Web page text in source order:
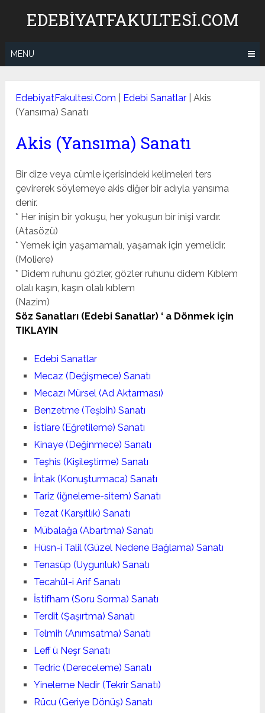
EDEBIYATFAKULTESI.COM
MENU
EdebiyatFakultesi.Com Edebi Sanatlar |Akis
(Yansıma) Sanatı
Akis (Yansıma) Sanatı
Bir dize veya cümle içerisindeki kelimeleri ters
çevirerek söylemeye akis diğer bir adıyla yansıma
denir.
* Her inişin bir yokuşu, her yokuşun bir inişi vardır.
(Atasözü)
* Yemek için yaşamamalı, yaşamak için yemelidir.
(Moliere)
* Didem ruhunu gözler, gözler ruhunu didem Kıblem
olalı kaşın, kaşın olalı kıblem
(Nazim)
Söz Sanatları ( Edebi Sanatlar) ‘ a Dönmek için
TIKLAYIN
Edebi Sanatlar
Mecaz (Değişmece) Sanatı
Mecazı Mürsel (Ad Aktarması)
Benzetme (Teşbih) Sanatı
İstiare (Eğretileme) Sanatı
Kinaye (Değinmece) Sanatı
Teşhis (Kişileştirme) Sanatı
İntak (Konuşturmaca) Sanatı
Tariz (iğneleme-sitem) Sanatı
Tezat (Karşıtlık) Sanatı
Mübalağa (Abartma) Sanatı
Hüsn-i Talil (Güzel Nedene Bağlama) Sanatı
Tenasüp (Uygunluk) Sanatı
Tecahül-i Arif Sanatı
İstifham (Soru Sorma) Sanatı
Terdit (Şaşırtma) Sanatı
Telmih (Anımsatma) Sanatı
Leff ü Neşr Sanatı
Tedric (Dereceleme) Sanatı
Yineleme Nedir (Tekrir Sanatı)
Rücu (Geriye Dönüş) Sanatı